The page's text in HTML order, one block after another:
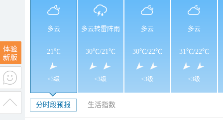
多云
21℃
<3级
多云转雷阵雨
30℃/21℃
<3级
多云
30℃/22℃
<3级
多云
31℃/22℃
<3级
分时段预报 生活指数